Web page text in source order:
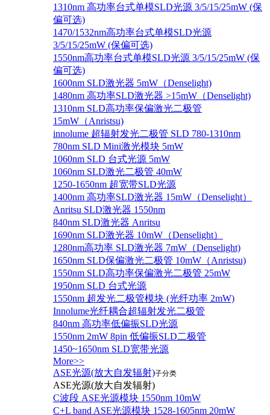
1310nm 高功率台式单模SLD光源 3/5/15/25mW (保
偏可选)
1470/1532nm高功率台式单模SLD光源
3/5/15/25mW (保偏可选)
1550nm高功率台式单模SLD光源 3/5/15/25mW (保
偏可选)
1600nm SLD激光器 5mW（Denselight)
1480nm 高功率SLD激光器 >15mW（Denselight)
1310nm SLD高功率保偏激光二极管
15mW（Anristsu)
innolume 超辐射发光二极管 SLD 780-1310nm
780nm SLD Mini激光模块 5mW
1060nm SLD 台式光源 5mW
1060nm SLD激光二极管 40mW
1250-1650nm 超宽带SLD光源
1400nm 高功率SLD激光器 15mW（Denselight）
Anritsu SLD激光器 1550nm
840nm SLD激光器 Anritsu
1690nm SLD激光器 10mW（Denselight）
1280nm高功率 SLD激光器 7mW（Denselight)
1650nm SLD保偏激光二极管 10mW（Anristsu)
1550nm SLD高功率保偏激光二极管 25mW
1950nm SLD 台式光源
1550nm 超发光二极管模块 (光纤功率 2mW)
Innolume光纤耦合超辐射发光二极管
840nm 高功率低偏振SLD光源
1550nm 2mW 8pin 低偏振SLD二极管
1450~1650nm SLD宽带光源
More>>
ASE光源(放大自发辐射)子分类
ASE光源(放大自发辐射)
C波段 ASE光源模块 1550nm 10mW
C+L band ASE光源模块 1528-1605nm 20mW